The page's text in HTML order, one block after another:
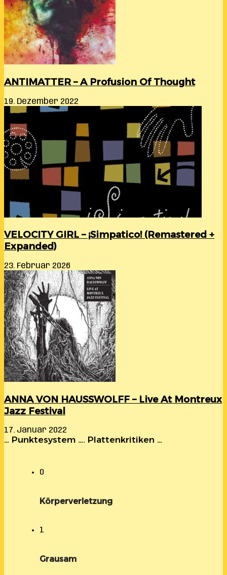
ANTIMATTER – A Profusion Of Thought
19. Dezember 2022
VELOCITY GIRL – ¡Simpatico! (Remastered +
Expanded)
23. Februar 2026
ANNA VON HAUSSWOLFF – Live At Montreux
Jazz Festival
17. Januar 2022
… Punktesystem …. Plattenkritiken …
0
Körperverletzung
1
Grausam